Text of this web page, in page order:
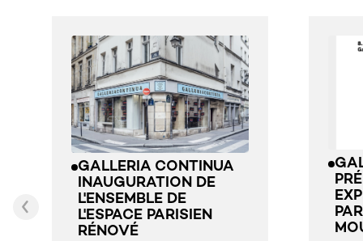
GALLERIA CONTINUA
INAUGURATION DE
L'ENSEMBLE DE
L'ESPACE PARISIEN
RÉNOVÉ